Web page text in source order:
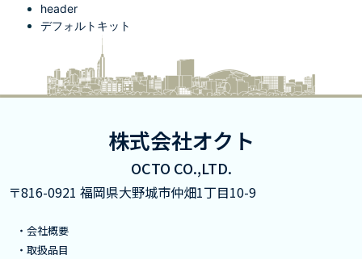
header
デフォルトキット
株式会社オクト
OCTO CO.,LTD.
〒816-0921 福岡県大野城市仲畑1丁目10-9​
・会社概要
・取扱品目